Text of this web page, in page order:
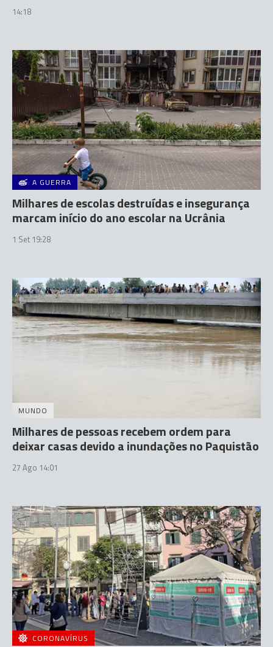
14:18
A GUERRA
Milhares de escolas destruídas e insegurança
marcam início do ano escolar na Ucrânia
1 Set 19:28
MUNDO
Milhares de pessoas recebem ordem para
deixar casas devido a inundações no Paquistão
27 Ago 14:01
CORONAVÍRUS